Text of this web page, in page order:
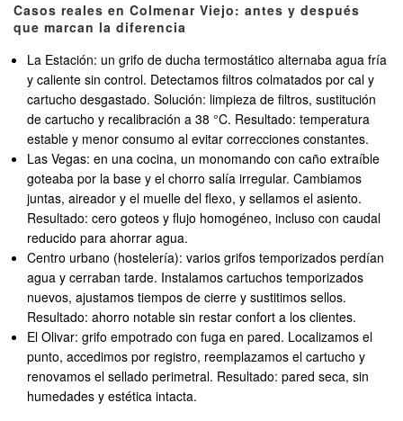
Casos reales en Colmenar Viejo: antes y después
que marcan la diferencia
La Estación: un grifo de ducha termostático alternaba agua fría
y caliente sin control. Detectamos filtros colmatados por cal y
cartucho desgastado. Solución: limpieza de filtros, sustitución
de cartucho y recalibración a 38 °C. Resultado: temperatura
estable y menor consumo al evitar correcciones constantes.
Las Vegas: en una cocina, un monomando con caño extraíble
goteaba por la base y el chorro salía irregular. Cambiamos
juntas, aireador y el muelle del flexo, y sellamos el asiento.
Resultado: cero goteos y flujo homogéneo, incluso con caudal
reducido para ahorrar agua.
Centro urbano (hostelería): varios grifos temporizados perdían
agua y cerraban tarde. Instalamos cartuchos temporizados
nuevos, ajustamos tiempos de cierre y sustitimos sellos.
Resultado: ahorro notable sin restar confort a los clientes.
El Olivar: grifo empotrado con fuga en pared. Localizamos el
punto, accedimos por registro, reemplazamos el cartucho y
renovamos el sellado perimetral. Resultado: pared seca, sin
humedades y estética intacta.